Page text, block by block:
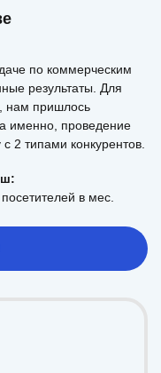
по коммерческим
результаты. Для
нам пришлось
именно, проведение
2 типами конкурентов.
в мес.